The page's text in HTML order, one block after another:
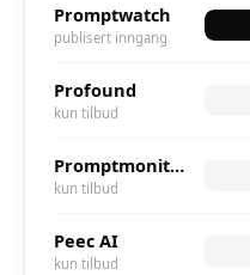
Promptwatch
publisert inngang
Profound
kun tilbud
Promptmonitor
kun tilbud
Peec AI
kun tilbud